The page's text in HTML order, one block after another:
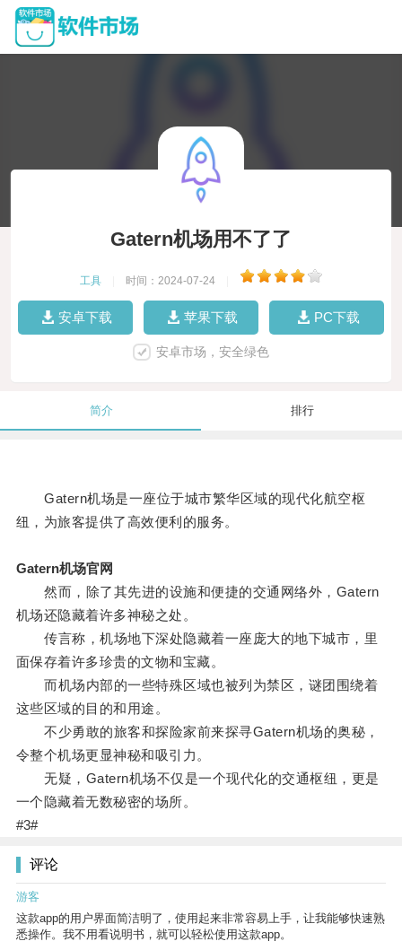
Gatern机场用不了了
工具 时间：2024-07-24
安卓下载 苹果下载 PC下载
安卓市场，安全绿色
简介 排行
Gatern机场是一座位于城市繁华区域的现代化航空枢
纽，为旅客提供了高效便利的服务。
Gatern机场官网
然而，除了其先进的设施和便捷的交通网络外，Gatern
机场还隐藏着许多神秘之处。
传言称，机场地下深处隐藏着一座庞大的地下城市，里
面保存着许多珍贵的文物和宝藏。
而机场内部的一些特殊区域也被列为禁区，谜团围绕着
这些区域的目的和用途。
不少勇敢的旅客和探险家前来探寻Gatern机场的奥秘，
令整个机场更显神秘和吸引力。
无疑，Gatern机场不仅是一个现代化的交通枢纽，更是
一个隐藏着无数秘密的场所。
#3#
评论
游客
这款app的用户界面简洁明了，使用起来非常容易上手，让我能够快速熟
悉操作。我不用看说明书，就可以轻松使用这款app。